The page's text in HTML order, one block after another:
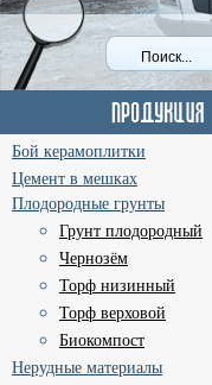
Бой керамоплитки
Цемент в мешках
Плодородные грунты
Грунт плодородный
Чернозём
Торф низинный
Торф верховой
Биокомпост
Нерудные материалы